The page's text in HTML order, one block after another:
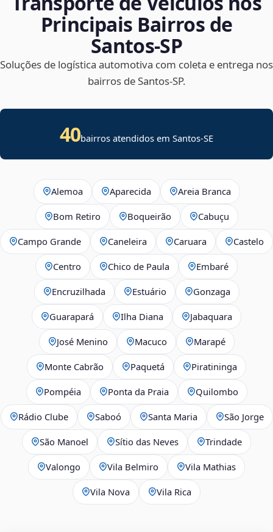
Principais Bairros de
Santos‑SP
Soluções de logística automotiva com coleta e entrega nos
bairros de Santos‑SP.
40bairros atendidos emSantos-SE
Alemoa Aparecida Areia Branca
Bom Retiro Boqueirão Cabuçu
Campo Grande Caneleira Caruara Castelo
Centro Chico de Paula Embaré
Encruzilhada Estuário Gonzaga
Guarapará Ilha Diana Jabaquara
José Menino Macuco Marapé
Monte Cabrão Paquetá Piratininga
Pompéia Ponta da Praia Quilombo
Rádio Clube Saboó Santa Maria São Jorge
São Manoel Sítio das Neves Trindade
Valongo Vila Belmiro Vila Mathias
Vila Nova Vila Rica